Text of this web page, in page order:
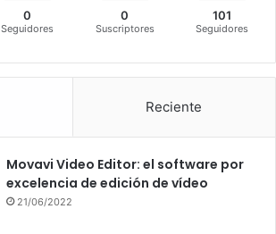
0
Seguidores
0
Suscriptores
101
Seguidores
Reciente
Movavi Video Editor: el software por
excelencia de edición de vídeo
21/06/2022